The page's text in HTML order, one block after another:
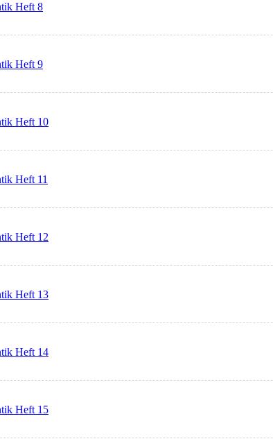
Heft 8
Heft 9
Heft 10
Heft 11
Heft 12
Heft 13
Heft 14
Heft 15